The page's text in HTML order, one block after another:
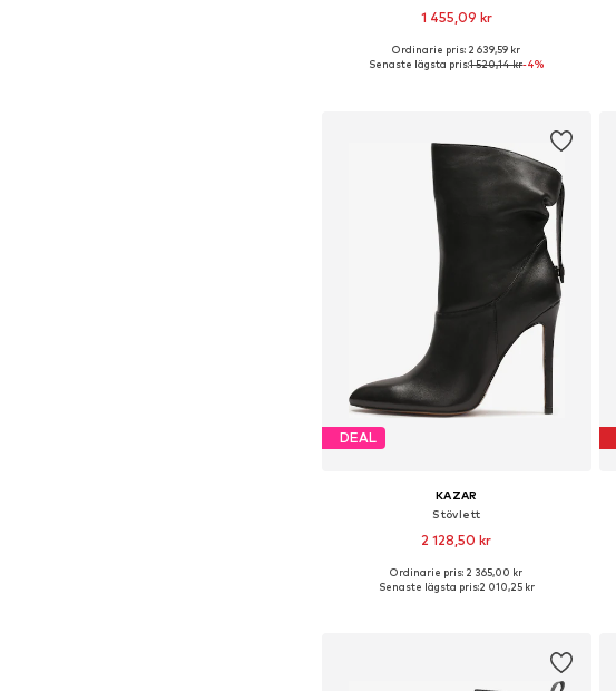
1 455,09 kr
Tillgängliga storlekar: 36, 38, 39, 40
Ordinarie pris: 2 639,59 kr
Senaste lägsta pris:1 520,14 kr-4%
DEAL
KAZAR
Stövlett
2 128,50 kr
Tillgängliga storlekar: 38, 40
Ordinarie pris: 2 365,00 kr
Senaste lägsta pris:2 010,25 kr